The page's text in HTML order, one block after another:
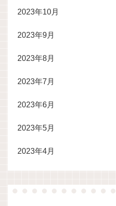
2023年10月
2023年9月
2023年8月
2023年7月
2023年6月
2023年5月
2023年4月